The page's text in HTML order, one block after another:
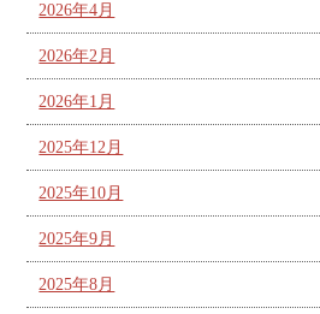
2026年4月
2026年2月
2026年1月
2025年12月
2025年10月
2025年9月
2025年8月